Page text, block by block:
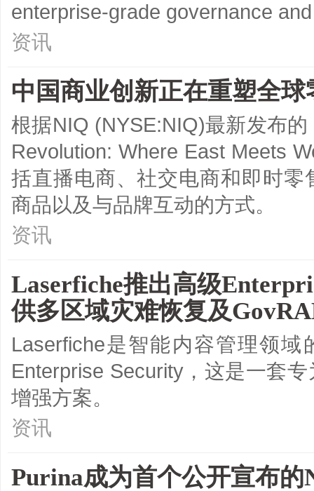
enterprise-grade governance
资讯
中国商业创新正在重塑全球
根据NIQ (NYSE:NIQ)最新发布
Revolution: Where East Meets
括直播电商、社交电商和即时
商品以及与品牌互动的方式。
资讯
Laserfiche推出高级
供多区域灾难恢复及
Laserfiche是智能内容管理领
Enterprise Security，这是一套
增强方案。
资讯
Purina成为首个公开宣布